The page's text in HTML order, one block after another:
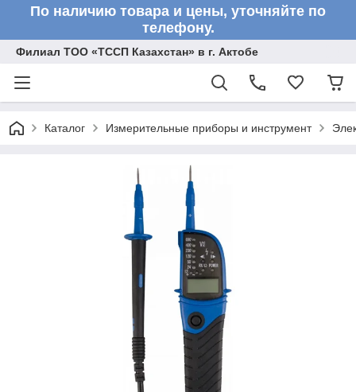
По наличию товара и цены, уточняйте по
телефону.
Филиал ТОО «ТССП Казахстан» в г. Актобе
Каталог Измерительные приборы и инструмент